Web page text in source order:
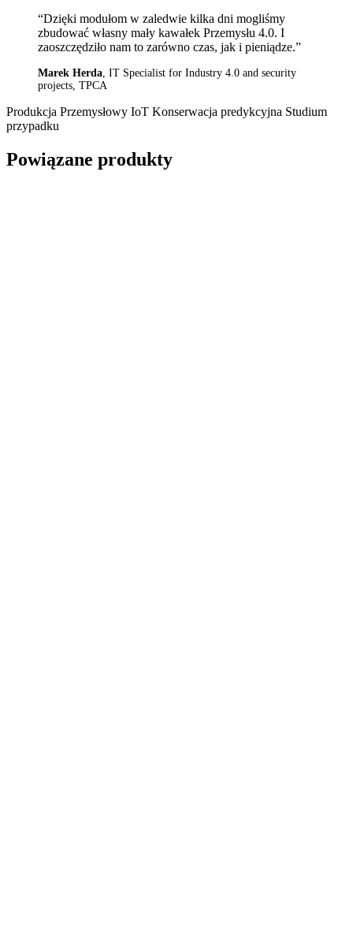
“Dzięki modułom w zaledwie kilka dni mogliśmy
zbudować własny mały kawałek Przemysłu 4.0. I
zaoszczędziło nam to zarówno czas, jak i pieniądze.”
Marek Herda, IT Specialist for Industry 4.0 and security
projects, TPCA
Produkcja Przemysłowy IoT Konserwacja predykcyjna Studium
przypadku
Powiązane produkty